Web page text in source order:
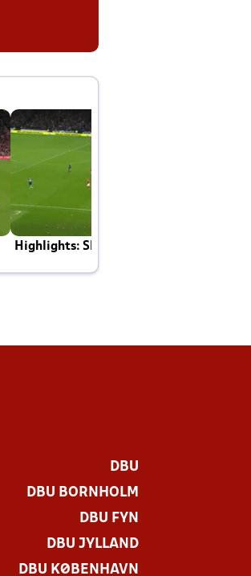
Highlights: Skotland - Danmark 4-2
DBU
DBU BORNHOLM
DBU FYN
DBU JYLLAND
DBU KØBENHAVN